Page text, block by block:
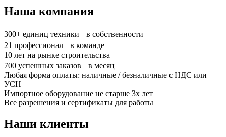
Наша компания
300+ единиц техники в собственности
21 профессионал в команде
10 лет на рынке строительства
700 успешных заказов в месяц
Любая форма оплаты: наличные / безналичные с НДС или
УСН
Импортное оборудование не старше 3х лет
Все разрешения и сертификаты для работы
Наши клиенты